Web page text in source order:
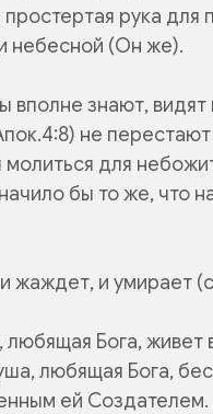
рука для
небесной (Он же).
вполне знают, видят
не перестают
для
бы то же, что
жаждет, и умирает
Бога, живет
любящая Бога,
ей